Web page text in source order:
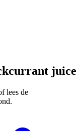
juice
lees de